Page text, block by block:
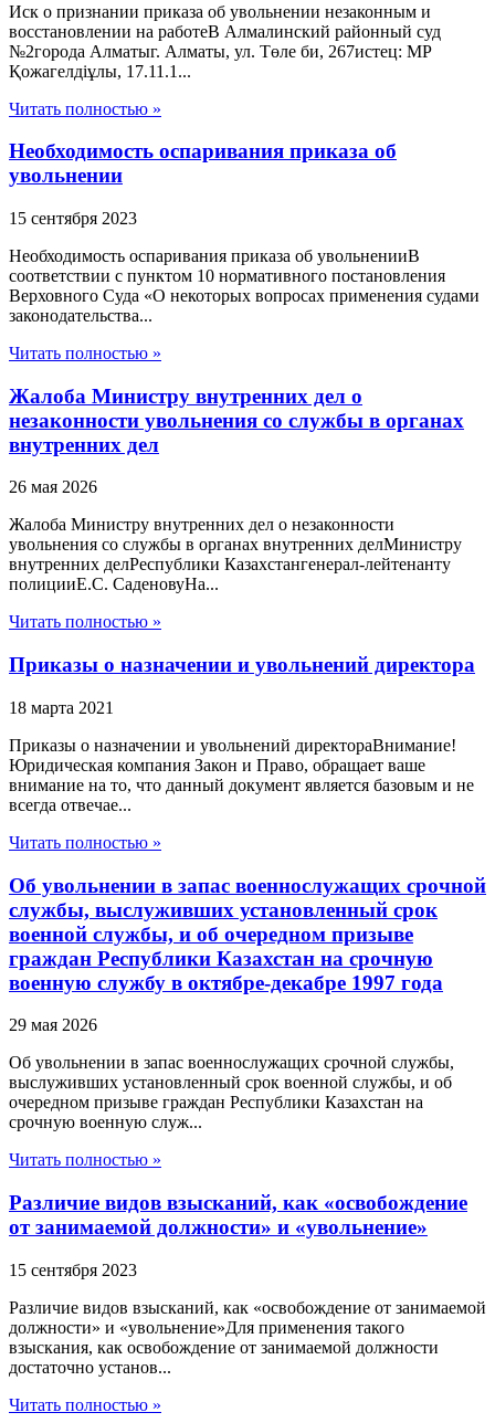
Иск о признании приказа об увольнении незаконным и
восстановлении на работеВ Алмалинский районный суд
№2города Алматыг. Алматы, ул. Төле би, 267истец: МР
Қожагелдіұлы, 17.11.1...
Читать полностью »
Необходимость оспаривания приказа об
увольнении
15 сентября 2023
Необходимость оспаривания приказа об увольненииВ
соответствии с пунктом 10 нормативного постановления
Верховного Суда «О некоторых вопросах применения судами
законодательства...
Читать полностью »
Жалоба Министру внутренних дел о
незаконности увольнения со службы в органах
внутренних дел
26 мая 2026
Жалоба Министру внутренних дел о незаконности
увольнения со службы в органах внутренних делМинистру
внутренних делРеспублики Казахстангенерал-лейтенанту
полицииЕ.С. СаденовуНа...
Читать полностью »
Приказы о назначении и увольнений директора
18 марта 2021
Приказы о назначении и увольнений директораВнимание!
Юридическая компания Закон и Право, обращает ваше
внимание на то, что данный документ является базовым и не
всегда отвечае...
Читать полностью »
Об увольнении в запас военнослужащих срочной
службы, выслуживших установленный срок
военной службы, и об очередном призыве
граждан Республики Казахстан на срочную
военную службу в октябре-декабре 1997 года
29 мая 2026
Об увольнении в запас военнослужащих срочной службы,
выслуживших установленный срок военной службы, и об
очередном призыве граждан Республики Казахстан на
срочную военную служ...
Читать полностью »
Различие видов взысканий, как «освобождение
от занимаемой должности» и «увольнение»
15 сентября 2023
Различие видов взысканий, как «освобождение от занимаемой
должности» и «увольнение»Для применения такого
взыскания, как освобождение от занимаемой должности
достаточно установ...
Читать полностью »